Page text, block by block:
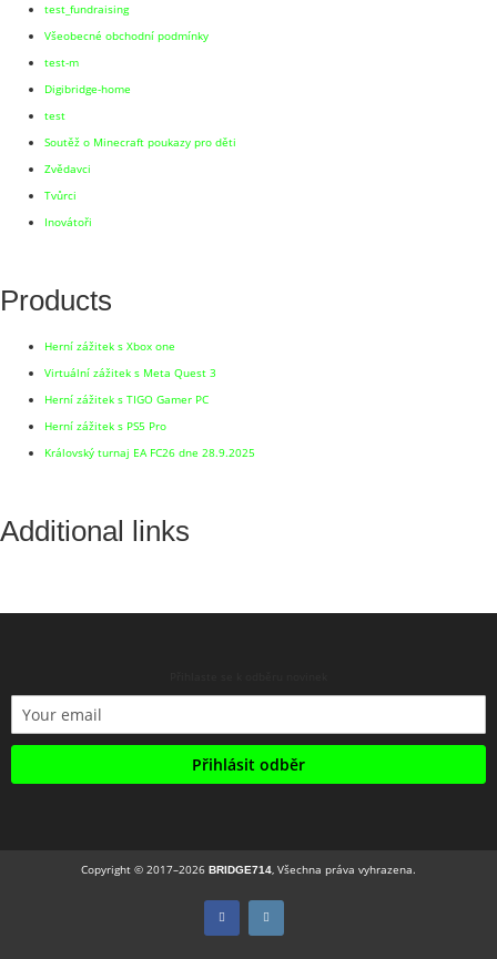
test_fundraising
Všeobecné obchodní podmínky
test-m
Digibridge-home
test
Soutěž o Minecraft poukazy pro děti
Zvědavci
Tvůrci
Inovátoři
Products
Herní zážitek s Xbox one
Virtuální zážitek s Meta Quest 3
Herní zážitek s TIGO Gamer PC
Herní zážitek s PS5 Pro
Královský turnaj EA FC26 dne 28.9.2025
Additional links
Přihlásit odběr
Copyright © 2017–2026 BRIDGE714, Všechna práva vyhrazena.